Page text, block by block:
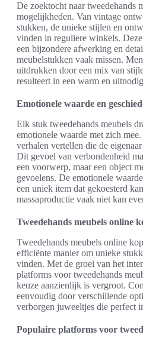
De zoektocht naar tweedehands
mogelijkheden. Van vintage
stukken, de unieke stijlen en
vinden in reguliere winkels. Deze
een bijzondere afwerking en
meubelstukken vaak missen.
uitdrukken door een mix van
resulteert in een warm en
Emotionele waarde en
Elk stuk tweedehands meubels
emotionele waarde met zich
verhalen vertellen die de
Dit gevoel van verbondenheid
een voorwerp, maar een object
gevoelens. De emotionele
een uniek item dat gekoesterd
massaproductie vaak niet kan
Tweedehands meubels online
Tweedehands meubels online
efficiënte manier om unieke
vinden. Met de groei van het
platforms voor tweedehands
keuze aanzienlijk is vergroot.
eenvoudig door verschillende
verborgen juweeltjes die perfect
Populaire platforms voor